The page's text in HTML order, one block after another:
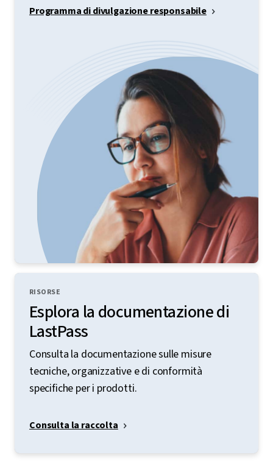
Programma di divulgazione responsabile
RISORSE
Esplora la documentazione di
LastPass
Consulta la documentazione sulle misure
tecniche, organizzative e di conformità
specifiche per i prodotti.
Consulta la raccolta